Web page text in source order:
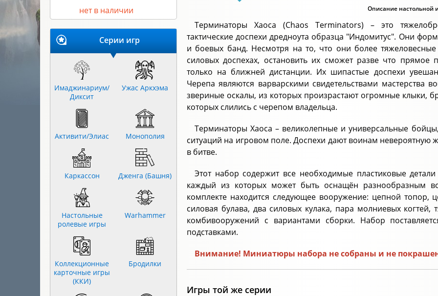
Описание настольной
Терминаторы Хаоса (Chaos Terminators) – это
тактические доспехи дредноута образца "Индомитус". Они
и боевых банд. Несмотря на то, что они более
силовых доспехах, остановить их сможет разве что прямое
только на ближней дистанции. Их шипастые доспехи
Черепа являются варварскими свидетельствами
звериные оскалы, из которых произрастают огромные клыки,
которых слились с черепом владельца.
Терминаторы Хаоса – великолепные и универсальные
ситуаций на игровом поле. Доспехи дают воинам
в битве.
Этот набор содержит все необходимые пластиковые
каждый из которых может быть оснащён разнообразным
комплекте находится следующее вооружение: цепной топор,
силовая булава, два силовых кулака, пара молниевых
комбивооружений с вариантами сборки. Набор
подставками.
Внимание! Миниатюры набора не собраны и не
Игры той же серии
нет в наличии
Серии игр
Имаджинариум/
Диксит
Ужас Аркхэма
Активити/Элиас Монополия
Каркассон Дженга (Башня)
Настольные
ролевые игры
Warhammer
Коллекционные
карточные игры
(ККИ)
Бродилки